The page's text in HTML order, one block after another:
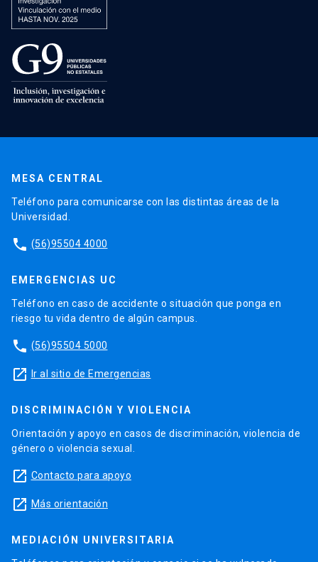
MESA CENTRAL
Teléfono para comunicarse con las distintas áreas de la
Universidad.
phone (56)95504 4000
EMERGENCIAS UC
Teléfono en caso de accidente o situación que ponga en
riesgo tu vida dentro de algún campus.
phone (56)95504 5000
launch Ir al sitio de Emergencias
DISCRIMINACIÓN Y VIOLENCIA
Orientación y apoyo en casos de discriminación, violencia de
género o violencia sexual.
launch Contacto para apoyo
launch Más orientación
MEDIACIÓN UNIVERSITARIA